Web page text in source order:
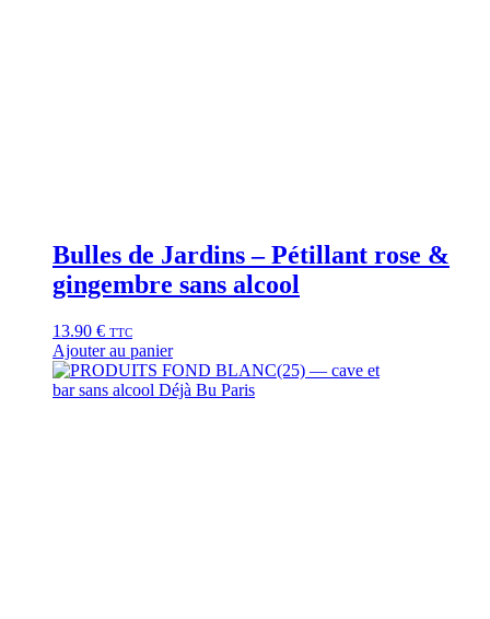
Bulles de Jardins – Pétillant rose &
gingembre sans alcool
13.90 € TTC
Ajouter au panier